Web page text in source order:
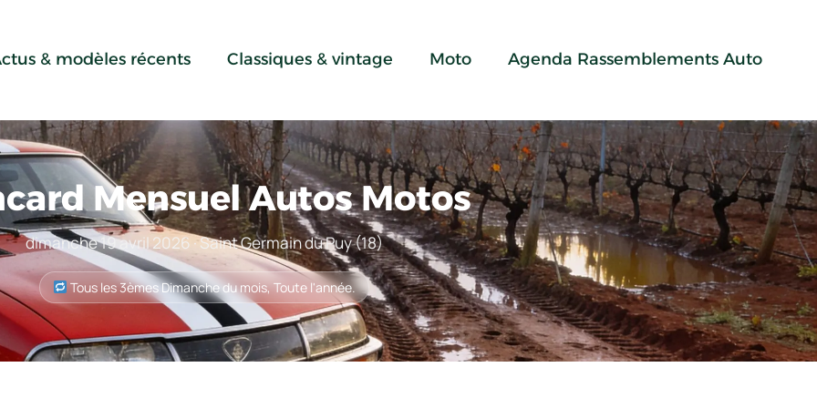
& modèles récents Classiques & vintage Moto Agenda Rassemblements Auto
Mensuel Autos Motos
dimanche 19 avril 2026 · Saint Germain du Puy (18)
Tous les 3èmes Dimanche du mois, Toute l'année.